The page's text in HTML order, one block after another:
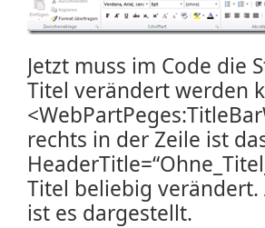
Jetzt muss im Code die
Titel verändert werden
rechts in der Zeile ist
Titel beliebig
ist es dargestellt.